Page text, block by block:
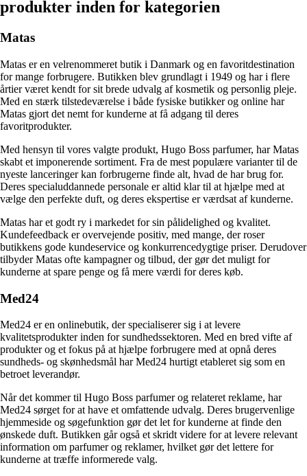
produkter inden for kategorien
Matas
Matas er en velrenommeret butik i Danmark og en favoritdestination
for mange forbrugere. Butikken blev grundlagt i 1949 og har i flere
årtier været kendt for sit brede udvalg af kosmetik og personlig pleje.
Med en stærk tilstedeværelse i både fysiske butikker og online har
Matas gjort det nemt for kunderne at få adgang til deres
favoritprodukter.
Med hensyn til vores valgte produkt, Hugo Boss parfumer, har Matas
skabt et imponerende sortiment. Fra de mest populære varianter til de
nyeste lanceringer kan forbrugerne finde alt, hvad de har brug for.
Deres specialuddannede personale er altid klar til at hjælpe med at
vælge den perfekte duft, og deres ekspertise er værdsat af kunderne.
Matas har et godt ry i markedet for sin pålidelighed og kvalitet.
Kundefeedback er overvejende positiv, med mange, der roser
butikkens gode kundeservice og konkurrencedygtige priser. Derudover
tilbyder Matas ofte kampagner og tilbud, der gør det muligt for
kunderne at spare penge og få mere værdi for deres køb.
Med24
Med24 er en onlinebutik, der specialiserer sig i at levere
kvalitetsprodukter inden for sundhedssektoren. Med en bred vifte af
produkter og et fokus på at hjælpe forbrugere med at opnå deres
sundheds- og skønhedsmål har Med24 hurtigt etableret sig som en
betroet leverandør.
Når det kommer til Hugo Boss parfumer og relateret reklame, har
Med24 sørget for at have et omfattende udvalg. Deres brugervenlige
hjemmeside og søgefunktion gør det let for kunderne at finde den
ønskede duft. Butikken går også et skridt videre for at levere relevant
information om parfumer og reklamer, hvilket gør det lettere for
kunderne at træffe informerede valg.